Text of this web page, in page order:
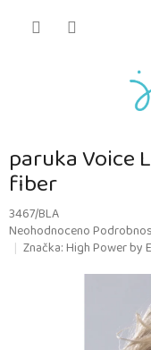
paruka Voice
fiber
3467/BLA
Průměrné
hodnocení
Neohodnoceno
Značka:High Power by